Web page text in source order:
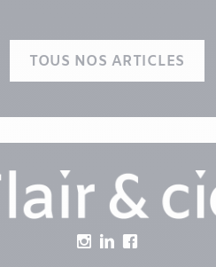
TOUS NOS ARTICLES